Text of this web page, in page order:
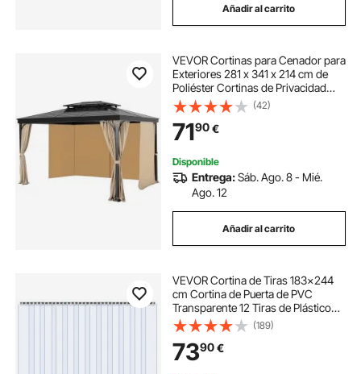
Añadir al carrito
VEVOR Cortinas para Cenador para
Exteriores 281 x 341 x 214 cm de
Poliéster Cortinas de Privacidad
para Cenador de 4 Paneles
Laterales con Cremalleras, Cortinas
Parasol Universales Reemplazo,
Caqui
(42)
7190€
Disponible
Entrega:Sáb. Ago. 8 - Mié.
Ago. 12
Añadir al carrito
VEVOR Cortina de Tiras 183x244
cm Cortina de Puerta de PVC
Transparente 12 Tiras de Plástico
Espesor de 3 mm para Puerta de
Cámara Frigorífica, Almacén,
Refrigerador de Supermercado,
Garajes
(189)
7390€